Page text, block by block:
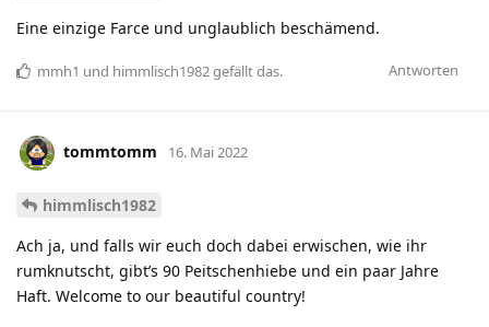
Eine einzige Farce und unglaublich beschämend.
Antworten
mmh1 und himmlisch1982gefällt das.
tommtomm 16. Mai 2022
himmlisch1982
Ach ja, und falls wir euch doch dabei erwischen, wie ihr
rumknutscht, gibt’s 90 Peitschenhiebe und ein paar Jahre
Haft. Welcome to our beautiful country!